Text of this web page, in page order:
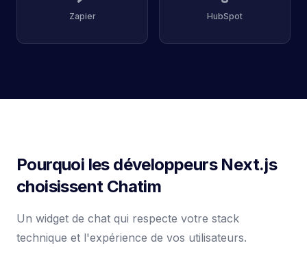
Zapier HubSpot
Pourquoi les développeurs Next.js
choisissent Chatim
Un widget de chat qui respecte votre stack
technique et l'expérience de vos utilisateurs.